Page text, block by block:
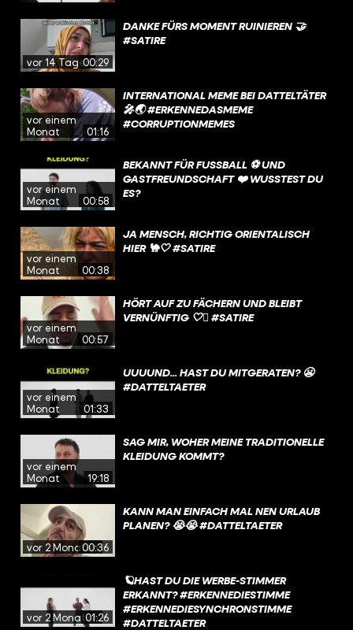
vor 14 Tagen00:29
DANKE FÜRS MOMENT RUINIEREN 🤝
#SATIRE
vor einem
Monat
01:16
INTERNATIONAL MEME BEI DATTELTÄTER
🎤🌏 #ERKENNEDASMEME
#CORRUPTIONMEMES
vor einem
Monat
00:58
BEKANNT FÜR FUSSBALL ⚽️ UND G
ASTFREUNDSCHAFT ❤️ WUSSTEST DU E
S?
vor einem
Monat
00:38
JA MENSCH, RICHTIG ORIENTALISCH
HIER 🐪🤍 #SATIRE
vor einem
Monat
00:57
HÖRT AUF ZU FÄCHERN UND BLEIBT
VERNÜNFTIG 🤍🫩 #SATIRE
vor einem
Monat
01:33
UUUUND... HAST DU MITGERATEN? 😬
#DATTELTAETER
vor einem
Monat
19:18
SAG MIR, WOHER MEINE TRADITIONELLE
KLEIDUNG KOMMT?
vor 2 Monaten
00:36
KANN MAN EINFACH MAL NEN URLAUB
PLANEN? 😭😭 #DATTELTAETER
vor 2 Monaten01:26
🪐HAST DU DIE WERBE-STIMMER
ERKANNT? #ERKENNEDIESTIMME
#ERKENNEDIESYNCHRONSTIMME
#DATTELTAETER